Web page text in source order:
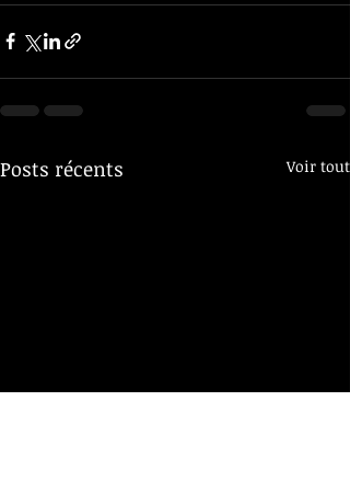
Posts récents Voir tout